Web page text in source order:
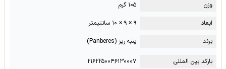
وزن
۱۰۵ گرم
ابعاد
۹ × ۹ × ۱۰ سانتیمتر
برند
پنبه ریز (Panberes)
بارکد بین المللی
۲۱۶۲۲۵۰۰۴۶۱۳۰۰۰۷